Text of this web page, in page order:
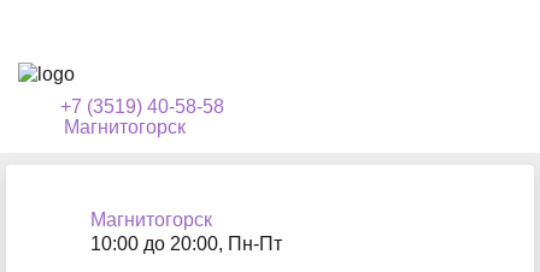
+7 (3519) 40-58-58
Магнитогорск
Магнитогорск
10:00 до 20:00, Пн-Пт